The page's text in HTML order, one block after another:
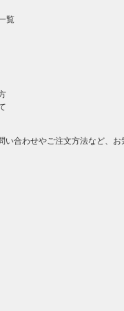
覧
い合わせやご注文方法など、お